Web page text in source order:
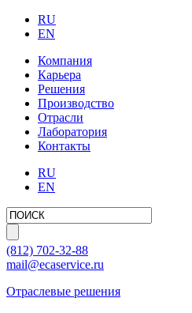
RU
EN
Компания
Карьера
Решения
Производство
Отрасли
Лаборатория
Контакты
RU
EN
(812) 702-32-88
mail@ecaservice.ru
Отраслевые решения